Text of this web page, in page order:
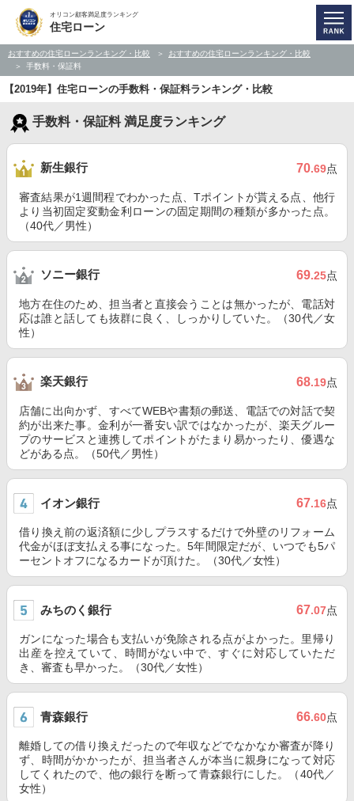
オリコン顧客満足度ランキング
住宅ローン
おすすめの住宅ローンランキング・比較
おすすめの住宅ローンランキング・比較
手数料・保証料
【2019年】住宅ローンの手数料・保証料ランキング・比較
手数料・保証料 満足度ランキング
新生銀行 70.69点
審査結果が1週間程でわかった点、Tポイントが貰える点、他行
より当初固定変動金利ローンの固定期間の種類が多かった点。
（40代／男性）
ソニー銀行 69.25点
地方在住のため、担当者と直接会うことは無かったが、電話対
応は誰と話しても抜群に良く、しっかりしていた。（30代／女
性）
楽天銀行 68.19点
店舗に出向かず、すべてWEBや書類の郵送、電話での対話で契
約が出来た事。金利が一番安い訳ではなかったが、楽天グルー
プのサービスと連携してポイントがたまり易かったり、優遇な
どがある点。（50代／男性）
イオン銀行 67.16点
借り換え前の返済額に少しプラスするだけで外壁のリフォーム
代金がほぼ支払える事になった。5年間限定だが、いつでも5パ
ーセントオフになるカードが頂けた。（30代／女性）
みちのく銀行 67.07点
ガンになった場合も支払いが免除される点がよかった。里帰り
出産を控えていて、時間がない中で、すぐに対応していただ
き、審査も早かった。（30代／女性）
青森銀行 66.60点
離婚しての借り換えだったので年収などでなかなか審査が降り
ず、時間がかかったが、担当者さんが本当に親身になって対応
してくれたので、他の銀行を断って青森銀行にした。（40代／
女性）